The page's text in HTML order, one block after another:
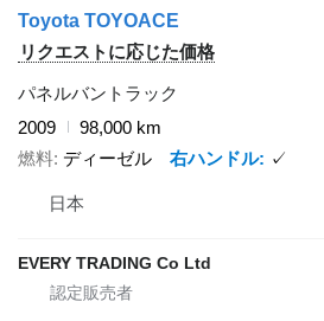
Toyota TOYOACE
リクエストに応じた価格
パネルバントラック
2009
98,000 km
燃料 ディーゼル 右ハンドル ✓
日本
EVERY TRADING Co Ltd